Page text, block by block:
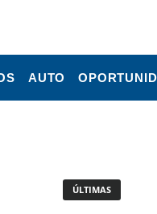
AUTO
ÚLTIMAS